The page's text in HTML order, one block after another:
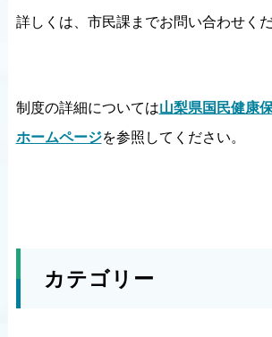
詳しくは、市民課までお問い合わせくだ
制度の詳細については山梨県国民健康
ホームページを参照してください。
カテゴリー